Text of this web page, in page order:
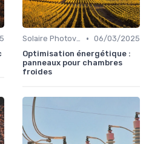
Solaire Photovoltaïque et Thermique • 06/03/2025
Optimisation énergétique :
panneaux pour chambres
froides